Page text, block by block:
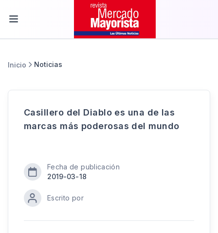
Inicio Noticias
Casillero del Diablo es una de las
marcas más poderosas del mundo
Fecha de publicación
2019-03-18
Escrito por